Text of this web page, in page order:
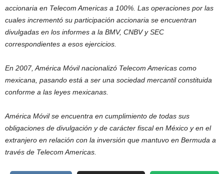
accionaria en Telecom Americas a 100%. Las operaciones por las
cuales incrementó su participación accionaria se encuentran
divulgadas en los informes a la BMV, CNBV y SEC
correspondientes a esos ejercicios.
En 2007, América Móvil nacionalizó Telecom Americas como
mexicana, pasando está a ser una sociedad mercantil constituida
conforme a las leyes mexicanas.
América Móvil se encuentra en cumplimiento de todas sus
obligaciones de divulgación y de carácter fiscal en México y en el
extranjero en relación con la inversión que mantuvo en Bermuda a
través de Telecom Americas.